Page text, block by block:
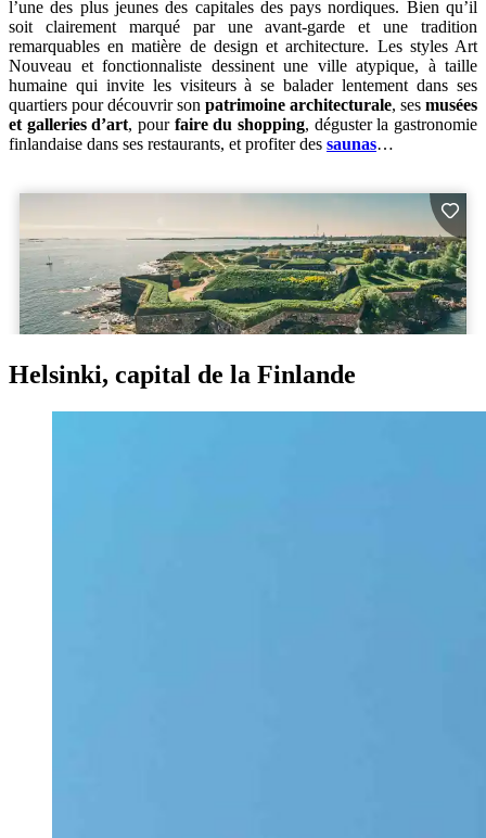
l’une des plus jeunes des capitales des pays nordiques. Bien qu’il
soit clairement marqué par une avant-garde et une tradition
remarquables en matière de design et architecture. Les styles Art
Nouveau et fonctionnaliste dessinent une ville atypique, à taille
humaine qui invite les visiteurs à se balader lentement dans ses
quartiers pour découvrir son patrimoine architecturale, ses musées
et galleries d’art, pour faire du shopping, déguster la gastronomie
finlandaise dans ses restaurants, et profiter des saunas…
Helsinki, capital de la Finlande